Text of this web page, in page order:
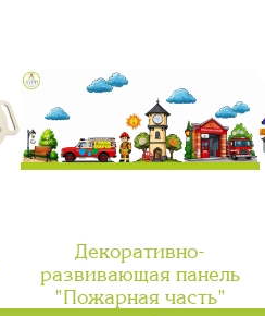
Декоративно-
развивающая панель
"Пожарная часть"